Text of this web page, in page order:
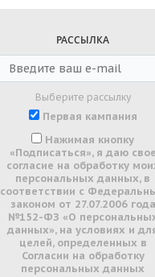
РАССЫЛКА
Выберите рассылку
Первая кампания
Нажимая кнопку
«Подписаться», я даю свое
согласие на обработку
персональных данных, в
соответствии с
законом от 27.07.2006 года
№152-ФЗ «О
данных», на условиях и
целей, определенных в
Согласии на обработку
персональных данных